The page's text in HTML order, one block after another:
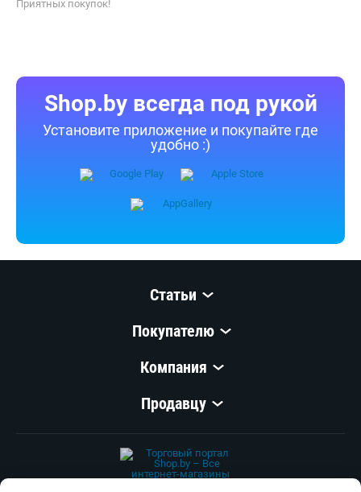
согласия запрещены.
Shop.by всегда под рукой
Установите приложение и покупайте где
удобно :)